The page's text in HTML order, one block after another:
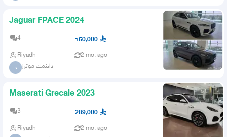
Jaguar FPACE 2024
4 150,000
Riyadh 2 mo. ago
د داينمك موترز
Maserati Grecale 2023
3 289,000
Riyadh 2 mo. ago